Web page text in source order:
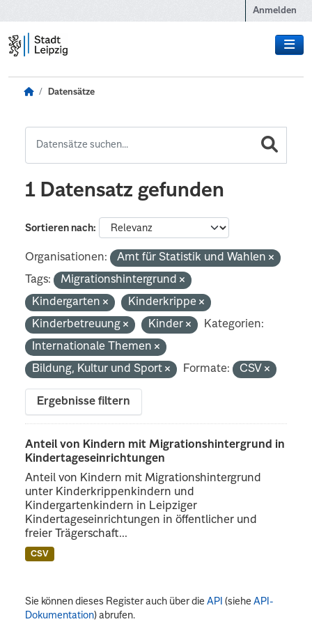
Anmelden
Datensätze
1 Datensatz gefunden
Sortieren nach
Organisationen:
Amt für Statistik und Wahlen
Tags:
Migrationshintergrund
Kindergarten
Kinderkrippe
Kinderbetreuung
Kinder
Kategorien:
Internationale Themen
Bildung, Kultur und Sport
Formate: CSV
Ergebnisse filtern
Anteil von Kindern mit Migrationshintergrund in
Kindertageseinrichtungen
Anteil von Kindern mit Migrationshintergrund
unter Kinderkrippenkindern und
Kindergartenkindern in Leipziger
Kindertageseinrichtungen in öffentlicher und
freier Trägerschaft...
CSV
Sie können dieses Register auch über dieAPI (sieheAPI-
Dokumentation) abrufen.